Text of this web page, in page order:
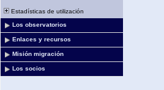
Estadísticas de utilización
Los observatorios
Enlaces y recursos
Misión migración
Los socios